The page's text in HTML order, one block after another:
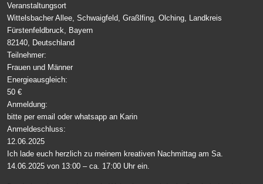
Veranstaltungsort
Wittelsbacher Allee, Schwaigfeld, Graßlfing, Olching, Landkreis
Fürstenfeldbruck, Bayern
82140, Deutschland
Teilnehmer:
Frauen und Männer
Energieausgleich:
50 €
Anmeldung:
bitte per email oder whatsapp an Karin
Anmeldeschluss:
12.06.2025
Ich lade euch herzlich zu meinem kreativen Nachmittag am Sa.
14.06.2025 von 13:00 – ca. 17:00 Uhr ein.